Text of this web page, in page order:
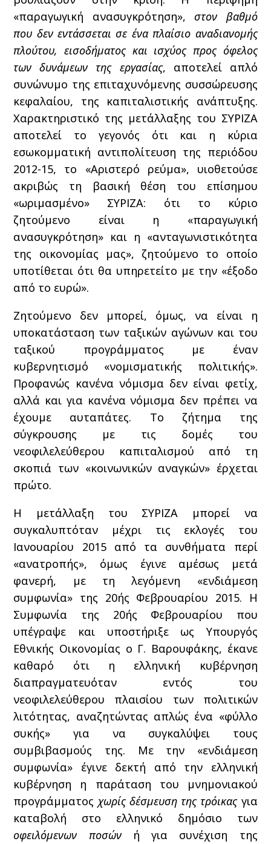
«παραγωγική ανασυγκρότηση», στον βαθμό
που δεν εντάσσεται σε ένα πλαίσιο αναδιανομής
πλούτου, εισοδήματος και ισχύος προς όφελος
των δυνάμεων της εργασίας, αποτελεί απλό
συνώνυμο της επιταχυνόμενης συσσώρευσης
κεφαλαίου, της καπιταλιστικής ανάπτυξης.
Χαρακτηριστικό της μετάλλαξης του ΣΥΡΙΖΑ
αποτελεί το γεγονός ότι και η κύρια
εσωκομματική αντιπολίτευση της περιόδου
2012-15, το «Αριστερό ρεύμα», υιοθετούσε
ακριβώς τη βασική θέση του επίσημου
«ωριμασμένο» ΣΥΡΙΖΑ: ότι το κύριο
ζητούμενο είναι η «παραγωγική
ανασυγκρότηση» και η «ανταγωνιστικότητα
της οικονομίας μας», ζητούμενο το οποίο
υποτίθεται ότι θα υπηρετείτο με την «έξοδο
από το ευρώ».
Ζητούμενο δεν μπορεί, όμως, να είναι η
υποκατάσταση των ταξικών αγώνων και του
ταξικού προγράμματος με έναν
κυβερνητισμό «νομισματικής πολιτικής».
Προφανώς κανένα νόμισμα δεν είναι φετίχ,
αλλά και για κανένα νόμισμα δεν πρέπει να
έχουμε αυταπάτες. Το ζήτημα της
σύγκρουσης με τις δομές του
νεοφιλελεύθερου καπιταλισμού από τη
σκοπιά των «κοινωνικών αναγκών» έρχεται
πρώτο.
Η μετάλλαξη του ΣΥΡΙΖΑ μπορεί να
συγκαλυπτόταν μέχρι τις εκλογές του
Ιανουαρίου 2015 από τα συνθήματα περί
«ανατροπής», όμως έγινε αμέσως μετά
φανερή, με τη λεγόμενη «ενδιάμεση
συμφωνία» της 20ής Φεβρουαρίου 2015. Η
Συμφωνία της 20ής Φεβρουαρίου που
υπέγραψε και υποστήριξε ως Υπουργός
Εθνικής Οικονομίας ο Γ. Βαρουφάκης, έκανε
καθαρό ότι η ελληνική κυβέρνηση
διαπραγματευόταν εντός του
νεοφιλελεύθερου πλαισίου των πολιτικών
λιτότητας, αναζητώντας απλώς ένα «φύλλο
συκής» για να συγκαλύψει τους
συμβιβασμούς της. Με την «ενδιάμεση
συμφωνία» έγινε δεκτή από την ελληνική
κυβέρνηση η παράταση του μνημονιακού
προγράμματος χωρίς δέσμευση της τρόικαςγια
καταβολή στο ελληνικό δημόσιο των
οφειλόμενων ποσώνή για συνέχιση της